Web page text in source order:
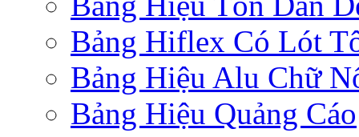
Bảng Hiflex Có Lót
Bảng Hiệu Alu Chữ
Bảng Hiệu Quảng Cáo